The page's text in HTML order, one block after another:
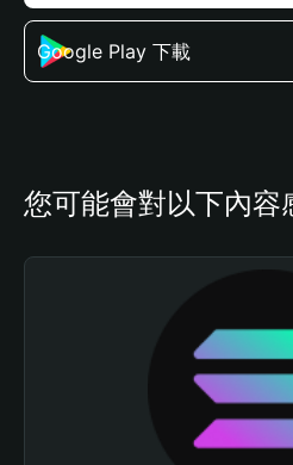
Google Play 下載
您可能會對以下內容